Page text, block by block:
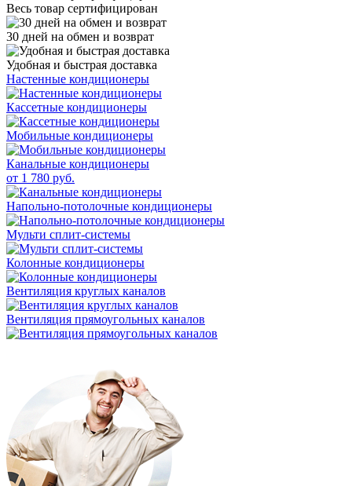
Весь товар сертифицирован
30 дней на обмен и возврат
Удобная и быстрая доставка
Настенные кондиционеры
Кассетные кондиционеры
Мобильные кондиционеры
Канальные кондиционеры
от 1 780 руб.
Напольно-потолочные кондиционеры
Мульти сплит-системы
Колонные кондиционеры
Вентиляция круглых каналов
Вентиляция прямоугольных каналов